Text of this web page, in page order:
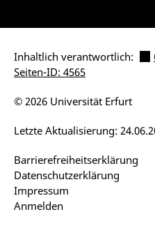
Inhaltlich verantwortlich:
Seiten-ID: 4565
Barrierefreiheitserklärung
Datenschutzerklärung
Impressum
Anmelden
Letzte Aktualisierung:
© 2026 Universität Erfurt